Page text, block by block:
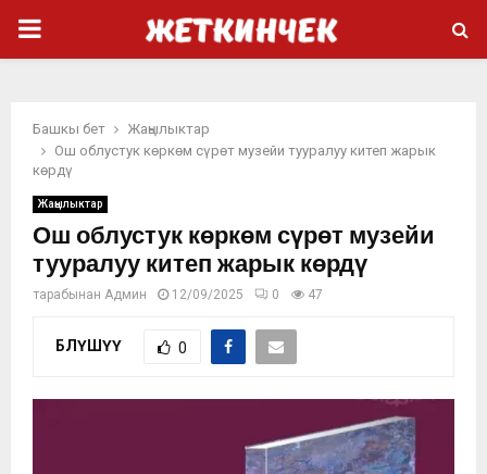
PRIMARY
Башкы бет
Жаңылыктар
Ош облустук көркөм сүрөт музейи тууралуу китеп жарык
көрдү
Жаңылыктар
Ош облустук көркөм сүрөт музейи
тууралуу китеп жарык көрдү
тарабынан Админ 12/09/2025 0 47
БӨЛҮШҮҮ 0